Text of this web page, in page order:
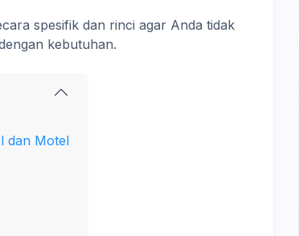
spesifik dan rinci agar Anda tidak
kebutuhan.
dan Motel